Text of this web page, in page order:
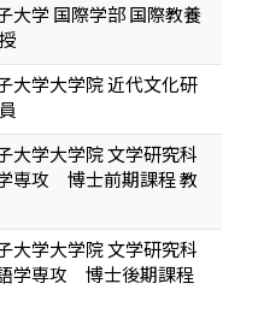
大学 国際学部 国際教養
大学大学院 近代文化研
大学大学院 文学研究科
専攻 博士前期課程 教
大学大学院 文学研究科
学専攻 博士後期課程